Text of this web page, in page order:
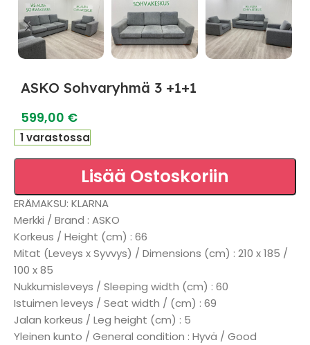
ASKO Sohvaryhmä 3 +1+1
599,00 €
1 varastossa
Lisää Ostoskoriin
ERÄMAKSU: KLARNA
Merkki / Brand : ASKO
Korkeus / Height (cm) : 66
Mitat (Leveys x Syvvys) / Dimensions (cm) : 210 x 185 /
100 x 85
Nukkumisleveys / Sleeping width (cm) : 60
Istuimen leveys / Seat width / (cm) : 69
Jalan korkeus / Leg height (cm) : 5
Yleinen kunto / General condition : Hyvä / Good